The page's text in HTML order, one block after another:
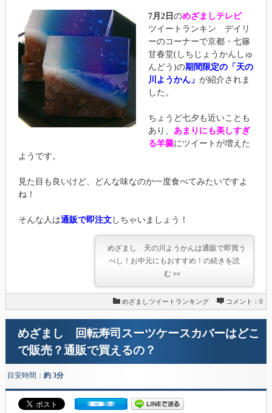
7月2日 のめざましテレビ
ツイートランキン デイリ
ーのコーナーで京都・七篠
甘春堂(しちじょうかんしゅ
んどう)の期間限定の「天の
川ようかん」 が紹介されま
した。
ちょうど七夕も近いことも
あり、 あまりにも美しすぎ
る羊羹にツイートが増えた
ようです。
見た目も良いけど、どんな味なのか一度食べてみたいですよ
ね！
そんな人は通販で即注文しちゃいましょう！
めざまし 天の川ようかんは通販で即買う
べし！お中元にもおすすめ！の続きを読
む »»
めざましツイートランキング コメント：0
めざまし 回転寿司スーツケースカバーはどこ
で販売？通販で買えるの？
目安時間： 約 3分